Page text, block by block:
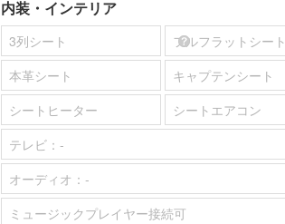
内装・インテリア
3列シート フルフラットシート
本革シート
キャプテンシート
シートヒーター
シートエアコン
テレビ： -
オーディオ： -
ミュージックプレイヤー接続可